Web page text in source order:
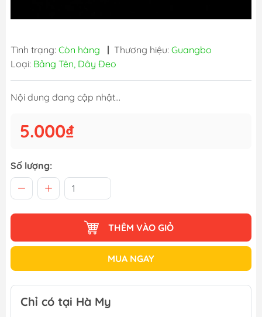
Tình trạng: Còn hàng | Thương hiệu: Guangbo
Loại: Bảng Tên, Dây Đeo
Nội dung đang cập nhật...
5.000₫
Số lượng:
THÊM VÀO GIỎ
MUA NGAY
Chỉ có tại Hà My